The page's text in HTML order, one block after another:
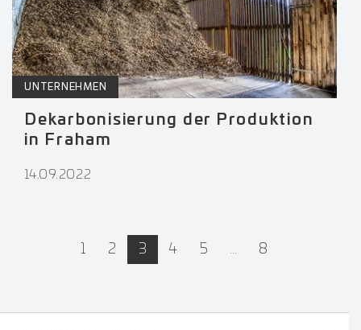
UNTERNEHMEN
Dekarbonisierung der Produktion
in Fraham
14.09.2022
1 2 3 active
4 5 … 8